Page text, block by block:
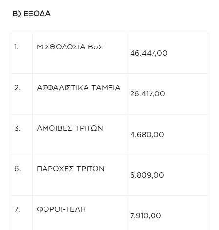
Β) ΕΞΟΔΑ
1. ΜΙΣΘΟΔΟΣΙΑ ΒσΣ
46.447,00
2. ΑΣΦΑΛΙΣΤΙΚΑ ΤΑΜΕΙΑ
26.417,00
3. ΑΜΟΙΒΕΣ ΤΡΙΤΩΝ
4.680,00
6. ΠΑΡΟΧΕΣ ΤΡΙΤΩΝ
6.809,00
7. ΦΟΡΟΙ-ΤΕΛΗ
7.910,00